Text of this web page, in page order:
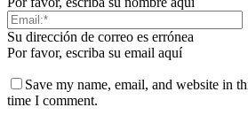
Su dirección de correo es errónea
Por favor, escriba su email aquí
Save my name, email, and website in
time I comment.